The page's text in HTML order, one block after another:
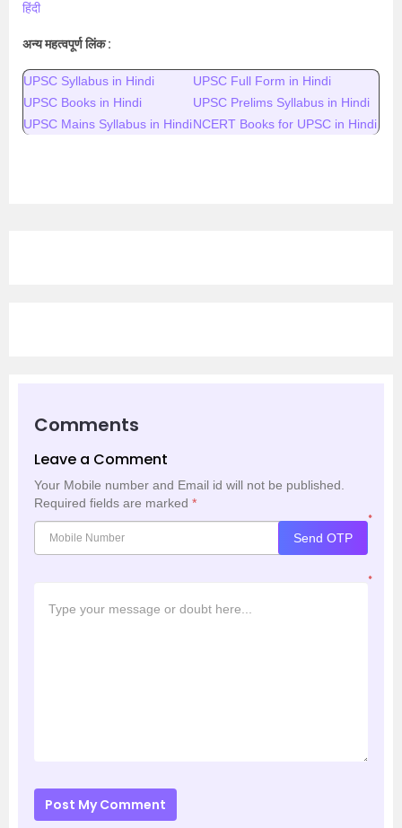
हिंदी
अन्य महत्वपूर्ण लिंक :
UPSC Syllabus in Hindi
UPSC Full Form in Hindi
UPSC Books in Hindi
UPSC Prelims Syllabus in Hindi
UPSC Mains Syllabus in HindiNCERT Books for UPSC in Hindi
Comments
Leave a Comment
Your Mobile number and Email id will not be published.
Required fields are marked *
*
Send OTP
*
Post My Comment